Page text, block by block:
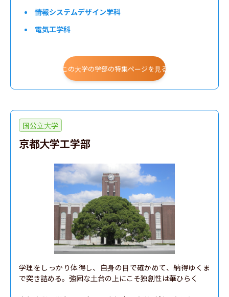
情報システムデザイン学科
電気工学科
機械システム工学科
機械理工学科
化学システム創成工学科
環境システム学科
数理システム学科
生命医科学部
この大学の学部の特集ページを見る
国公立大学
京都大学工学部
学理をしっかり体得し、自身の目で確かめて、納得ゆくま
で突き詰める。強固な土台の上にこそ独創性は華ひらく